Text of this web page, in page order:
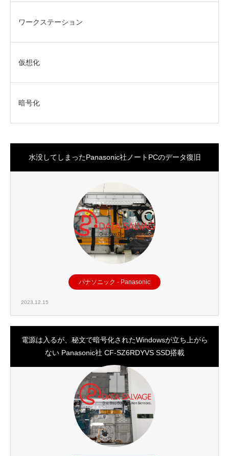
ワークステーション
仮想化
暗号化
水没してしまったPanasonic社ノートPCのデータ復旧
パナソニック - Panasonic
2023.12.15
電源は入るが、秘文で暗号化されたWindowsが立ち上がら
ない Panasonic社 CF-SZ6RDYVS SSD搭載